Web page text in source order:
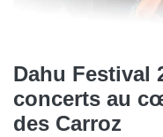
Dahu Festival
concerts au
des Carroz